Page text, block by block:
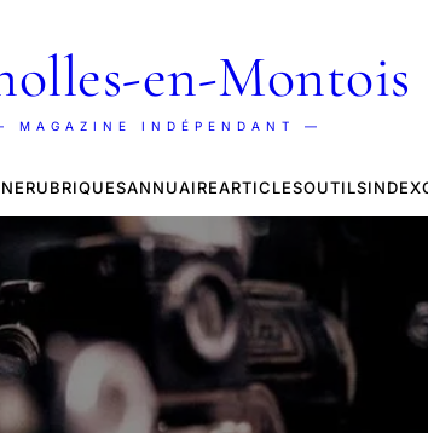
en-Montois
MAGAZINE INDÉPENDANT —
RUBRIQUESANNUAIREARTICLESOUTILSINDEX